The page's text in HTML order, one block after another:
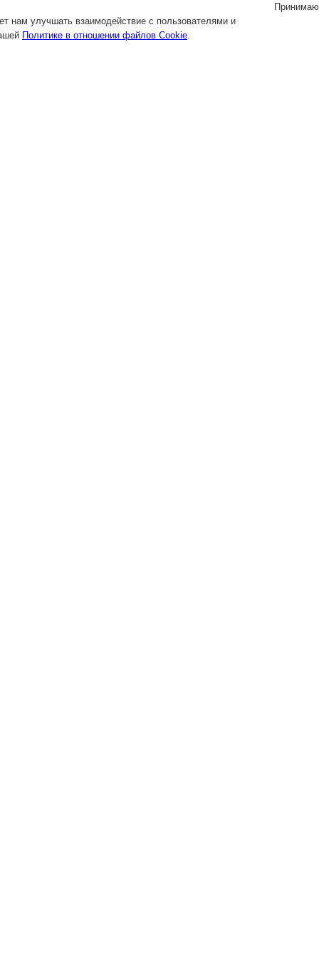
нам улучшать взаимодействие с пользователями и
Политике в отношении файлов Cookie.
Принимаю